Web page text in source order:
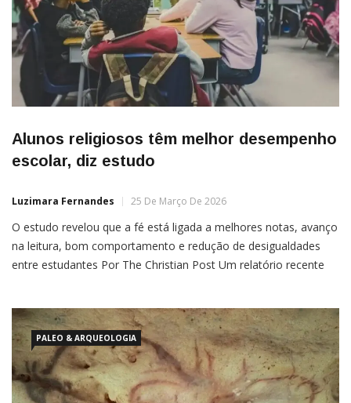
Alunos religiosos têm melhor desempenho
escolar, diz estudo
Luzimara Fernandes 25 De Março De 2026
O estudo revelou que a fé está ligada a melhores notas, avanço
na leitura, bom comportamento e redução de desigualdades
entre estudantes Por The Christian Post Um relatório recente
na última semana pelo Instituto Wheatley da […]
PALEO & ARQUEOLOGIA